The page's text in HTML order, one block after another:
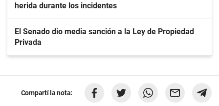
herida durante los incidentes
El Senado dio media sanción a la Ley de Propiedad
Privada
Compartí la nota: